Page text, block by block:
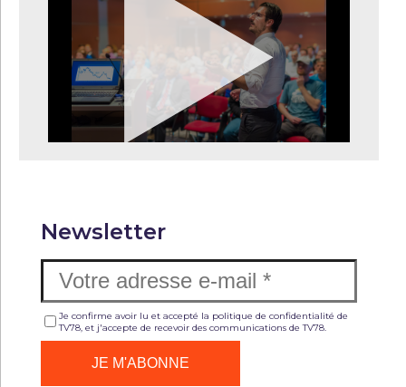
Newsletter
Je confirme avoir lu et accepté la politique de confidentialité de
TV78, et j'accepte de recevoir des communications de TV78.